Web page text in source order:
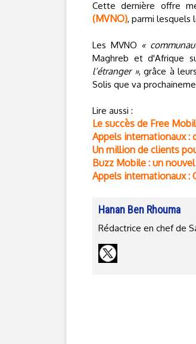
Cette dernière offre
(MVNO), parmi lesquels
Les MVNO «
Maghreb et d'Afrique
l’étranger », grâce à
Solis que va
Lire aussi :
Le succès de Free
Appels internationaux :
Un million de clients
Buzz Mobile : un
Appels internationaux :
Hanan Ben Rhouma
Rédactrice en chef de